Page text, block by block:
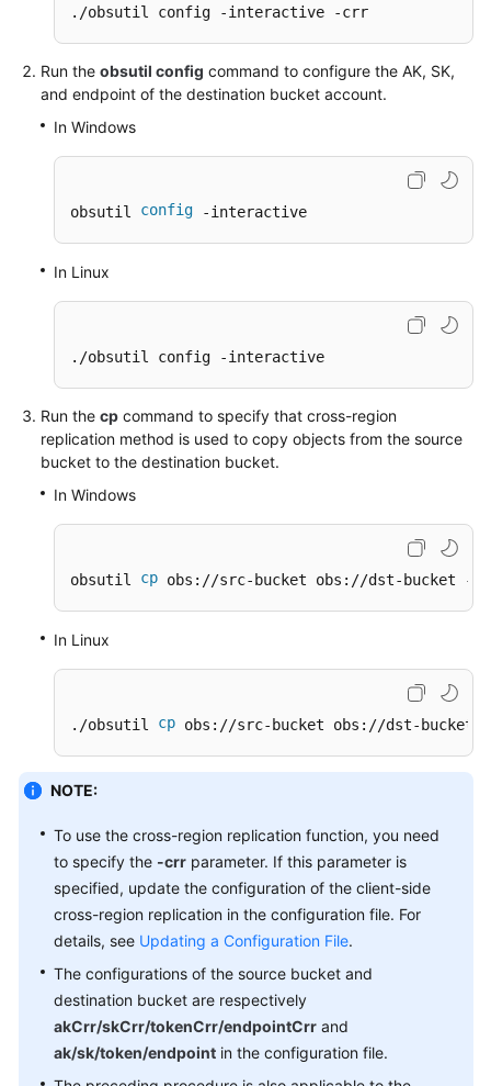
Reference
SDK
Reference
Glossary
Documents
General
Reference
Glossary
Level
Agreement
Endpoints
Permissions
./obsutil config -interactive -crr
Run the obsutil config command to configure the AK, SK,
and endpoint of the destination bucket account.
In Windows
obsutil config -interactive
In Linux
./obsutil config -interactive
Run the cp command to specify that cross-region
replication method is used to copy objects from the source
bucket to the destination bucket.
In Windows
obsutil cp obs://src-bucket obs://dst-bucket
In Linux
./obsutil cp obs://src-bucket obs://dst-
NOTE:
To use the cross-region replication function, you need
to specify the -crr parameter. If this parameter is
specified, update the configuration of the client-side
cross-region replication in the configuration file. For
details, see Updating a Configuration File.
The configurations of the source bucket and
destination bucket are respectively
akCrr/skCrr/tokenCrr/endpointCrr and
ak/sk/token/endpoint in the configuration file.